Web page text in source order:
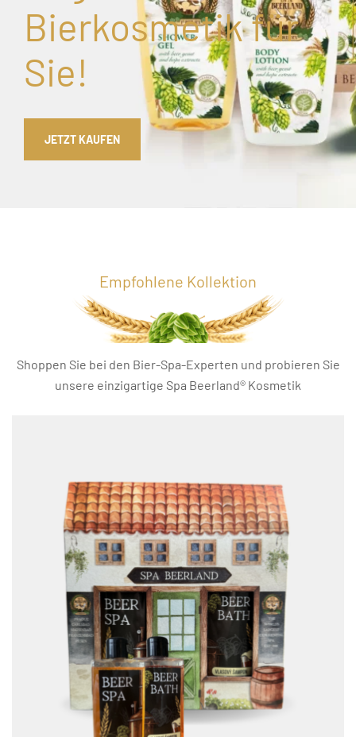
Bierkosmetik für
Sie!
JETZT KAUFEN
Empfohlene Kollektion
Shoppen Sie bei den Bier-Spa-Experten und probieren Sie
unsere einzigartige Spa Beerland® Kosmetik